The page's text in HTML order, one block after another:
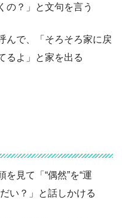
の？」と文句を言う
んで、「そろそろ家に戻
るよ」と家を出る
見て「“偶然”を“運
い？」と話しかける